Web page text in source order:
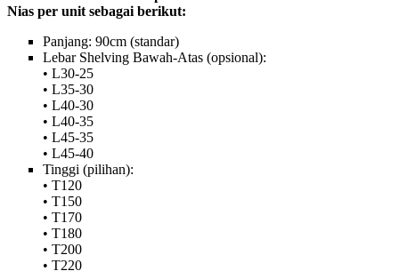
Nias per unit sebagai berikut:
Panjang: 90cm (standar)
Lebar Shelving Bawah-Atas (opsional):
• L30-25
• L35-30
• L40-30
• L40-35
• L45-35
• L45-40
Tinggi (pilihan):
• T120
• T150
• T170
• T180
• T200
• T220